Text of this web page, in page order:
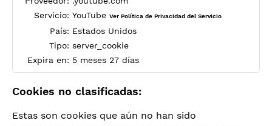
Servicio: YouTube Ver Política de Privacidad del Servicio
País: Estados Unidos
Tipo: server_cookie
Expira en: 5 meses 27 días
Cookies no clasificadas:
Estas son cookies que aún no han sido